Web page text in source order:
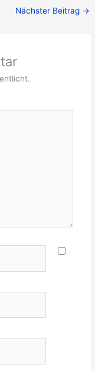
Nächster Beitrag →